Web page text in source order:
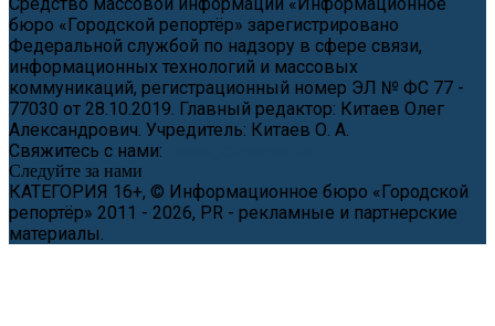
бюро «Городской репортёр» зарегистрировано
Федеральной службой по надзору в сфере связи,
информационных технологий и массовых
коммуникаций, регистрационный номер ЭЛ № ФС 77 -
77030 от 28.10.2019. Главный редактор: Китаев Олег
Александрович. Учредитель: Китаев О. А.
Свяжитесь с нами:
Следуйте за нами
КАТЕГОРИЯ 16+, © Информационное бюро «Городской
репортёр» 2011 - 2026, PR - рекламные и партнерские
материалы.